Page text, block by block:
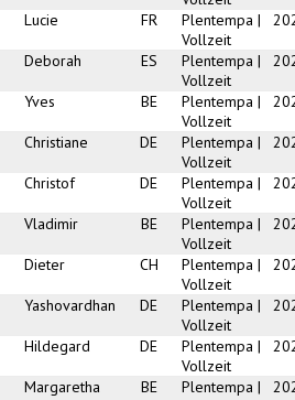
Lucie FR
Plentempa |
Vollzeit
Deborah ES
Plentempa |
Vollzeit
Yves BE
Plentempa |
Vollzeit
Christiane DE
Plentempa |
Vollzeit
Christof DE
Plentempa |
Vollzeit
Vladimir BE
Plentempa |
Vollzeit
Dieter CH
Plentempa |
Vollzeit
Yashovardhan DE
Plentempa |
Vollzeit
Hildegard DE
Plentempa |
Vollzeit
Margaretha BE
Plentempa |